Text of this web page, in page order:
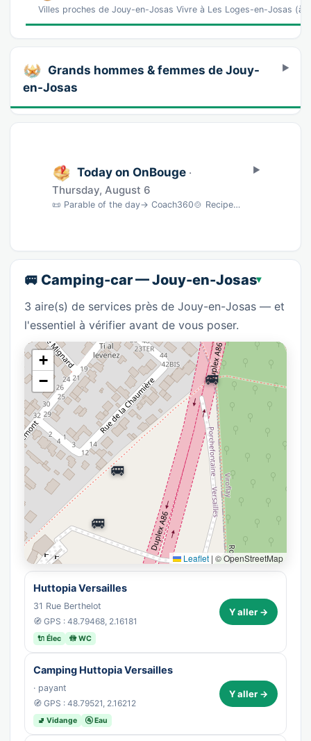
Villes proches de Jouy-en-Josas Vivre à Les Loges-en-Josas (à
Grands hommes & femmes de Jouy-
en-Josas
Today on OnBouge ·
Thursday, August 6
📜 Parable of the day→ Coach360🍲 Recipe of the dayMojito sans alcool · 5 min→ BNC🎵 Song …
🚐 Camping-car — Jouy-en-Josas
3 aire(s) de services près de Jouy-en-Josas — et
l'essentiel à vérifier avant de vous poser.
🚐
🚐
🚐
+
−
Leaflet | © OpenStreetMap
Huttopia Versailles
31 Rue Berthelot
🧭 GPS : 48.79468, 2.16181
🔌 Élec 🚻 WC
Y aller →
Camping Huttopia Versailles
· payant
🧭 GPS : 48.79521, 2.16212
🚽 Vidange 🚰 Eau
Y aller →